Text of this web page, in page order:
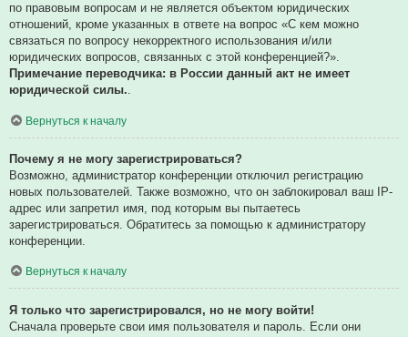
по правовым вопросам и не является объектом юридических
отношений, кроме указанных в ответе на вопрос «С кем можно
связаться по вопросу некорректного использования и/или
юридических вопросов, связанных с этой конференцией?».
Примечание переводчика: в России данный акт не имеет
юридической силы..
Вернуться к началу
Почему я не могу зарегистрироваться?
Возможно, администратор конференции отключил регистрацию
новых пользователей. Также возможно, что он заблокировал ваш IP-
адрес или запретил имя, под которым вы пытаетесь
зарегистрироваться. Обратитесь за помощью к администратору
конференции.
Вернуться к началу
Я только что зарегистрировался, но не могу войти!
Сначала проверьте свои имя пользователя и пароль. Если они